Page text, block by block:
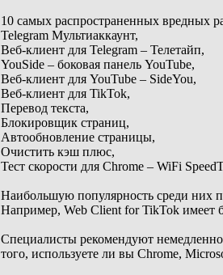
10 самых распространенных вредных
Telegram Мультиаккаунт,
Веб-клиент для Telegram – Телетайп,
YouSide – боковая панель YouTube,
Веб-клиент для YouTube – SideYou,
Веб-клиент для TikTok,
Перевод текста,
Блокировщик страниц,
Автообновление страницы,
Очистить кэш плюс,
Тест скорости для Chrome – WiFi
Наибольшую популярность среди них
Например, Web Client for TikTok имеет
Специалисты рекомендуют
того, используете ли вы Chrome,